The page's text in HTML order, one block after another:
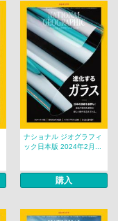
ナショナル ジオグラフィ
ック日本版 2024年2月...
購入